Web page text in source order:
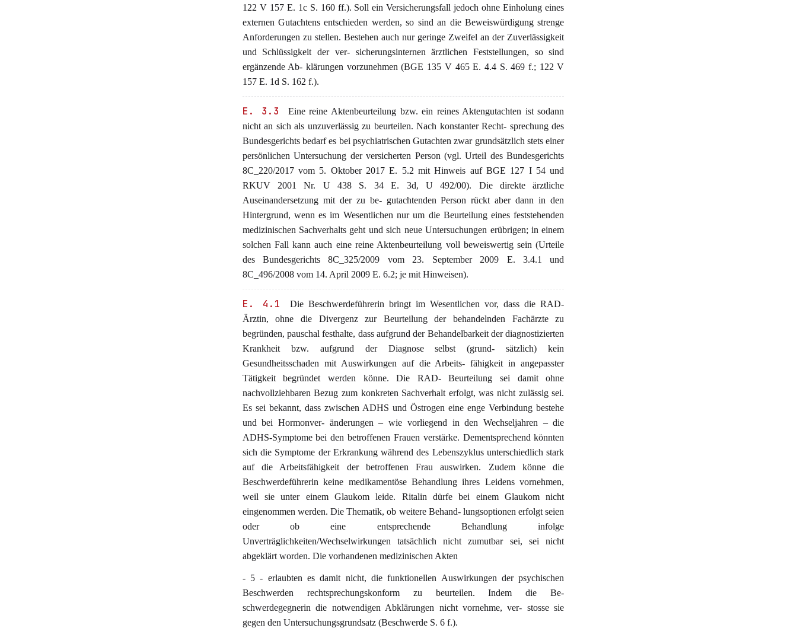
122 V 157 E. 1c S. 160 ff.). Soll ein Versicherungsfall jedoch ohne Einholung eines
externen Gutachtens entschieden werden, so sind an die Beweiswürdigung strenge
Anforderungen zu stellen. Bestehen auch nur geringe Zweifel an der Zuverlässigkeit
und Schlüssigkeit der ver- sicherungsinternen ärztlichen Feststellungen, so sind
ergänzende Ab- klärungen vorzunehmen (BGE 135 V 465 E. 4.4 S. 469 f.; 122 V
157 E. 1d S. 162 f.).
E. 3.3
Eine reine Aktenbeurteilung bzw. ein reines Aktengutachten ist sodann
nicht an sich als unzuverlässig zu beurteilen. Nach konstanter Recht- sprechung des
Bundesgerichts bedarf es bei psychiatrischen Gutachten zwar grundsätzlich stets einer
persönlichen Untersuchung der versicherten Person (vgl. Urteil des Bundesgerichts
8C_220/2017 vom 5. Oktober 2017 E. 5.2 mit Hinweis auf BGE 127 I 54 und
RKUV 2001 Nr. U 438 S. 34 E. 3d, U 492/00). Die direkte ärztliche
Auseinandersetzung mit der zu be- gutachtenden Person rückt aber dann in den
Hintergrund, wenn es im Wesentlichen nur um die Beurteilung eines feststehenden
medizinischen Sachverhalts geht und sich neue Untersuchungen erübrigen; in einem
solchen Fall kann auch eine reine Aktenbeurteilung voll beweiswertig sein (Urteile
des Bundesgerichts 8C_325/2009 vom 23. September 2009 E. 3.4.1 und
8C_496/2008 vom 14. April 2009 E. 6.2; je mit Hinweisen).
E. 4.1
Die Beschwerdeführerin bringt im Wesentlichen vor, dass die RAD-
Ärztin, ohne die Divergenz zur Beurteilung der behandelnden Fachärzte zu
begründen, pauschal festhalte, dass aufgrund der Behandelbarkeit der diagnostizierten
Krankheit bzw. aufgrund der Diagnose selbst (grund- sätzlich) kein
Gesundheitsschaden mit Auswirkungen auf die Arbeits- fähigkeit in angepasster
Tätigkeit begründet werden könne. Die RAD- Beurteilung sei damit ohne
nachvollziehbaren Bezug zum konkreten Sachverhalt erfolgt, was nicht zulässig sei.
Es sei bekannt, dass zwischen ADHS und Östrogen eine enge Verbindung bestehe
und bei Hormonver- änderungen – wie vorliegend in den Wechseljahren – die
ADHS-Symptome bei den betroffenen Frauen verstärke. Dementsprechend könnten
sich die Symptome der Erkrankung während des Lebenszyklus unterschiedlich stark
auf die Arbeitsfähigkeit der betroffenen Frau auswirken. Zudem könne die
Beschwerdeführerin keine medikamentöse Behandlung ihres Leidens vornehmen,
weil sie unter einem Glaukom leide. Ritalin dürfe bei einem Glaukom nicht
eingenommen werden. Die Thematik, ob weitere Behand- lungsoptionen erfolgt seien
oder ob eine entsprechende Behandlung infolge
Unverträglichkeiten/Wechselwirkungen tatsächlich nicht zumutbar sei, sei nicht
abgeklärt worden. Die vorhandenen medizinischen Akten
- 5 - erlaubten es damit nicht, die funktionellen Auswirkungen der psychischen
Beschwerden rechtsprechungskonform zu beurteilen. Indem die Be-
schwerdegegnerin die notwendigen Abklärungen nicht vornehme, ver- stosse sie
gegen den Untersuchungsgrundsatz (Beschwerde S. 6 f.).